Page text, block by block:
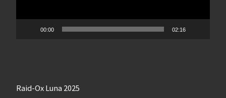
00:00 02:16
Raid-Ox Luna 2025